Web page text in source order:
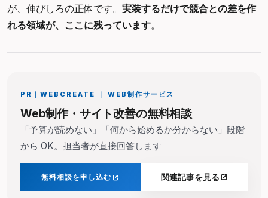
が、伸びしろの正体です。 実装するだけで競合との差を作
れる領域が、ここに残っています。
PR｜WEBCREATE ｜ WEB制作サービス
Web制作・サイト改善の無料相談
「予算が読めない」「何から始めるか分からない」段階
から OK。担当者が直接回答します
無料相談を申し込む 関連記事を見る